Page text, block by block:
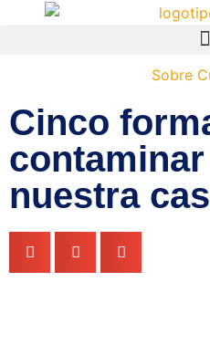
Sobre
Cinco
nuestra